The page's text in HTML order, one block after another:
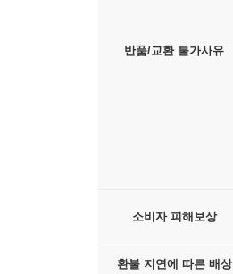
반품/교환 불가사유
소비자 피해보상
환불 지연에 따른 배상